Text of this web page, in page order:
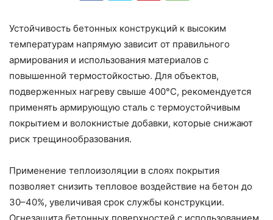
Устойчивость бетонных конструкций к высоким
температурам напрямую зависит от правильного
армирования и использования материалов с
повышенной термостойкостью. Для объектов,
подверженных нагреву свыше 400°C, рекомендуется
применять армирующую сталь с термоустойчивым
покрытием и волокнистые добавки, которые снижают
риск трещинообразования.
Применение теплоизоляции в слоях покрытия
позволяет снизить тепловое воздействие на бетон до
30–40%, увеличивая срок службы конструкции.